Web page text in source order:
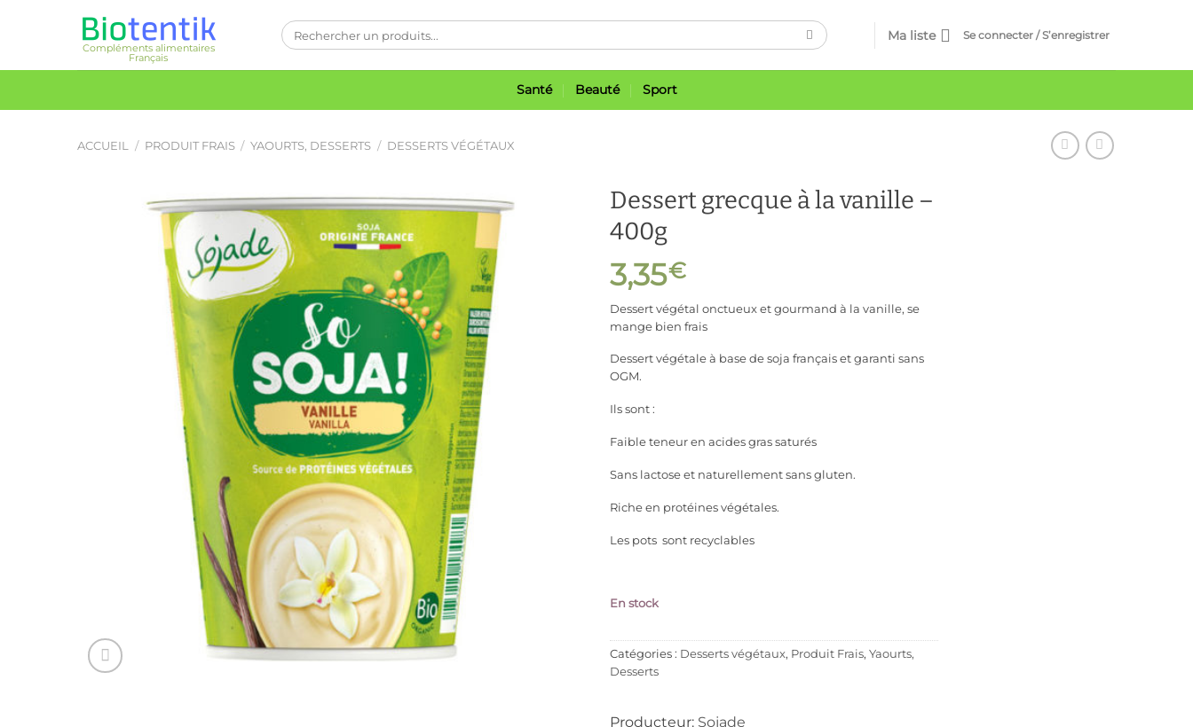
Compléments alimentaires
Français
Recherche
pour :
Ma liste Se connecter / S’enregistrer
Santé Beauté Sport
ACCUEIL / PRODUIT FRAIS / YAOURTS, DESSERTS / DESSERTS VÉGÉTAUX
Dessert grecque à la vanille –
400g
3,35€
Dessert végétal onctueux et gourmand à la vanille, se
mange bien frais
Dessert végétale à base de soja français et garanti sans
OGM.
Ils sont :
Faible teneur en acides gras saturés
Sans lactose et naturellement sans gluten.
Riche en protéines végétales.
Les pots sont recyclables
En stock
Catégories : Desserts végétaux, Produit Frais, Yaourts,
Desserts
Producteur: Sojade